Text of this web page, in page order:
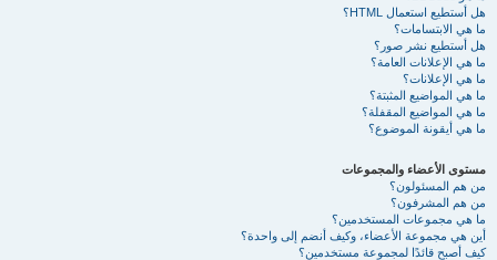
هل أستطيع استعمال HTML؟
ما هي الابتسامات؟
هل أستطيع نشر صور؟
ما هي الإعلانات العامة؟
ما هي الإعلانات؟
ما هي المواضيع المثبتة؟
ما هي المواضيع المقفلة؟
ما هي أيقونة الموضوع؟
مستوى الأعضاء والمجموعات
من هم المسئولون؟
من هم المشرفون؟
ما هي مجموعات المستخدمين؟
أين هي مجموعة الأعضاء، وكيف أنضم إلى واحدة؟
كيف أصبح قائدًا لمجموعة مستخدمين؟